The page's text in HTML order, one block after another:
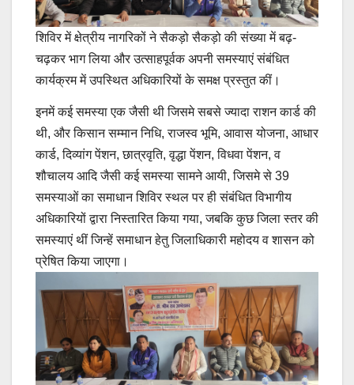
शिविर में क्षेत्रीय नागरिकों ने सैकड़ो सैकड़ो की संख्या में बढ़-
चढ़कर भाग लिया और उत्साहपूर्वक अपनी समस्याएं संबंधित
कार्यक्रम में उपस्थित अधिकारियों के समक्ष प्रस्तुत कीं।
इनमें कई समस्या एक जैसी थी जिसमे सबसे ज्यादा राशन कार्ड की
थी, और किसान सम्मान निधि, राजस्व भूमि, आवास योजना, आधार
कार्ड, दिव्यांग पेंशन, छात्रवृति, वृद्धा पेंशन, विधवा पेंशन, व
शौचालय आदि जैसी कई समस्या सामने आयी, जिसमे से 39
समस्याओं का समाधान शिविर स्थल पर ही संबंधित विभागीय
अधिकारियों द्वारा निस्तारित किया गया, जबकि कुछ जिला स्तर की
समस्याएं थीं जिन्हें समाधान हेतु जिलाधिकारी महोदय व शासन को
प्रेषित किया जाएगा।